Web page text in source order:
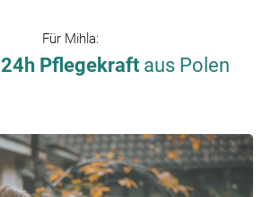
Für Mihla:
24h Pflegekraft aus Polen